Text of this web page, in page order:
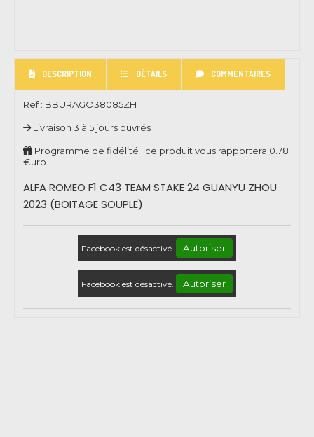
DESCRIPTION DÉTAILS COMMENTAIRES
Ref : BBURAGO38085ZH
Livraison 3 à 5 jours ouvrés
Programme de fidélité : ce produit vous rapportera 0.78
€uro.
ALFA ROMEO F1 C43 TEAM STAKE 24 GUANYU ZHOU
2023 (BOITAGE SOUPLE)
Facebook est désactivé. Autoriser
Facebook est désactivé. Autoriser